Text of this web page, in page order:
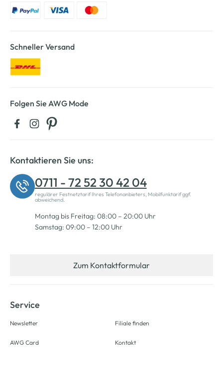
Schneller Versand
Folgen Sie AWG Mode
Kontaktieren Sie uns:
0711 - 72 52 30 42 04
regulärer Festnetztarif Ihres Telefonanbieters, Mobilfunktarif ggf.
abweichend.
Montag bis Freitag: 08:00 – 20:00 Uhr
Samstag: 09:00 – 12:00 Uhr
Zum Kontaktformular
Service
Newsletter
AWG Card
Filiale finden
Kontakt